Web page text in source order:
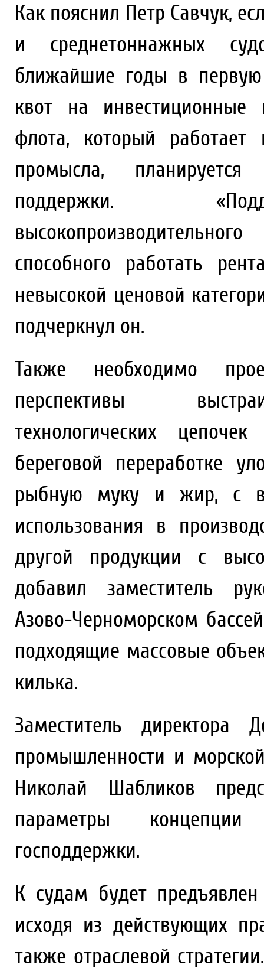
Как пояснил Петр Савчук,
и среднетоннажных
ближайшие годы в
квот на
флота, который
промысла,
поддержки.
способного работать
невысокой ценовой
подчеркнул он.
Также необходимо
перспективы
технологических
береговой переработке
рыбную муку и жир, с
использования в
другой продукции с
добавил заместитель
Азово-Черноморском
подходящие массовые
килька.
Заместитель директора
промышленности и
Николай Шабликов
параметры концепции
господдержки.
К судам будет
исходя из действующих
также отраслевой